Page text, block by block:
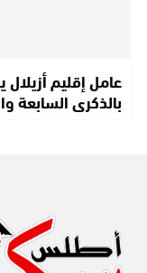
عامل إقليم
بالذكرى السابعة